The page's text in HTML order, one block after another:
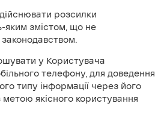
розсилки
яким змістом, що не
у Користувача
телефону, для доведення
типу інформації через його
якісного користування